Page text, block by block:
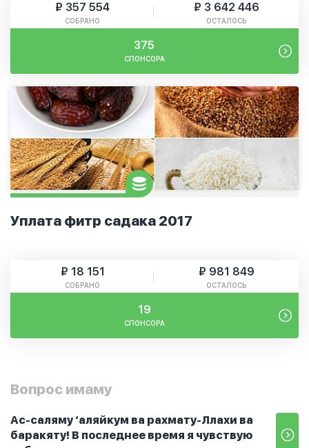
₽ 357 554
СОБРАНО
₽ 3 642 446
ОСТАЛОСЬ
375
СПОНСОРА
Уплата фитр садака 2017
₽ 18 151
СОБРАНО
₽ 981 849
ОСТАЛОСЬ
19
СПОНСОРА
Вопрос имаму
Ас-саляму ‘аляйкум ва рахмату-Ллахи ва
баракяту! В последнее время я чувствую